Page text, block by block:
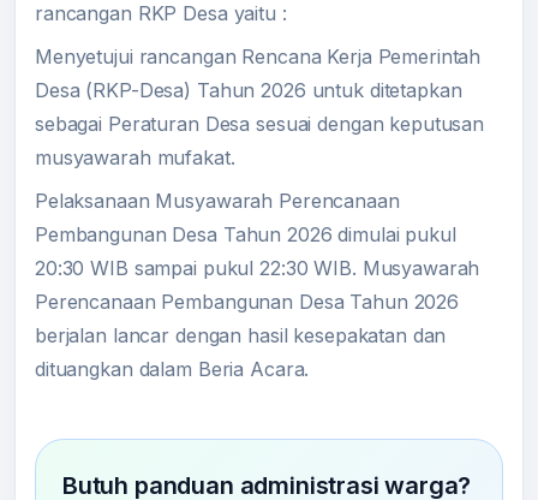
rancangan RKP Desa yaitu :
Menyetujui rancangan Rencana Kerja Pemerintah
Desa (RKP-Desa) Tahun 2026 untuk ditetapkan
sebagai Peraturan Desa sesuai dengan keputusan
musyawarah mufakat.
Pelaksanaan Musyawarah Perencanaan
Pembangunan Desa Tahun 2026 dimulai pukul
20:30 WIB sampai pukul 22:30 WIB. Musyawarah
Perencanaan Pembangunan Desa Tahun 2026
berjalan lancar dengan hasil kesepakatan dan
dituangkan dalam Beria Acara.
Butuh panduan administrasi warga?